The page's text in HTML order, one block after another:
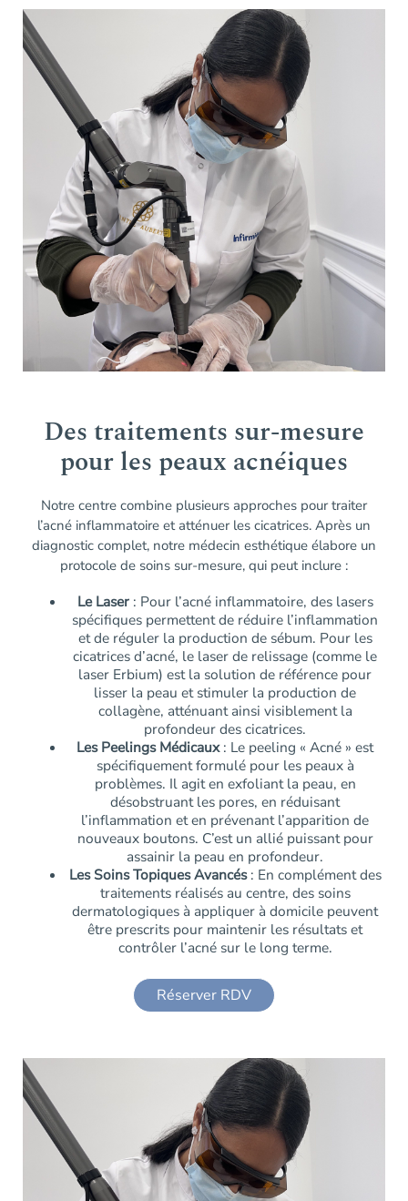
Des traitements sur-mesure
pour les peaux acnéiques
Notre centre combine plusieurs approches pour traiter
l’acné inflammatoire et atténuer les cicatrices. Après un
diagnostic complet, notre médecin esthétique élabore un
protocole de soins sur-mesure, qui peut inclure :
Le Laser: Pour l’acné inflammatoire, des lasers
spécifiques permettent de réduire l’inflammation
et de réguler la production de sébum. Pour les
cicatrices d’acné, le laser de relissage (comme le
laser Erbium) est la solution de référence pour
lisser la peau et stimuler la production de
collagène, atténuant ainsi visiblement la
profondeur des cicatrices.
Les Peelings Médicaux: Le peeling « Acné » est
spécifiquement formulé pour les peaux à
problèmes. Il agit en exfoliant la peau, en
désobstruant les pores, en réduisant
l’inflammation et en prévenant l’apparition de
nouveaux boutons. C’est un allié puissant pour
assainir la peau en profondeur.
Les Soins Topiques Avancés: En complément des
traitements réalisés au centre, des soins
dermatologiques à appliquer à domicile peuvent
être prescrits pour maintenir les résultats et
contrôler l’acné sur le long terme.
Réserver RDV